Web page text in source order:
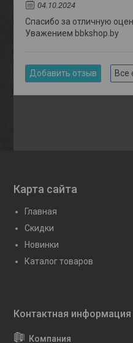
04.10.2024
Спасибо за отличную
Уважением bbkshop.by
Добавить отзыв Все
Карта сайта
Главная
Скидки
Новинки
Каталог товаров